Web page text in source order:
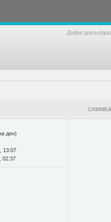
Добре дошъл/
ден)
13:07
02:37